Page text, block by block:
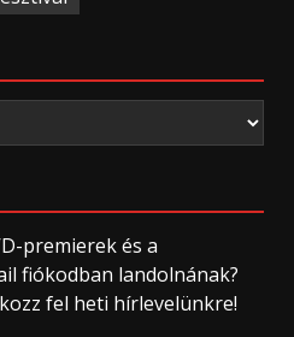
premierek és a
fiókodban landolnának?
fel heti hírlevelünkre!